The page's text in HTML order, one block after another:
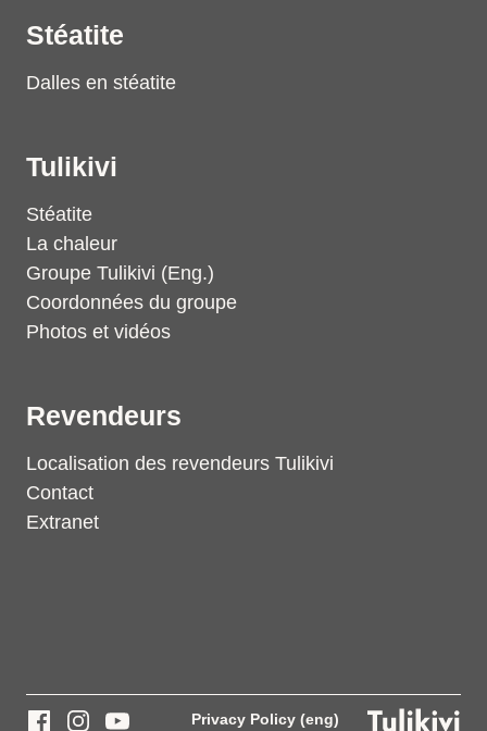
Stéatite
Dalles en stéatite
Tulikivi
Stéatite
La chaleur
Groupe Tulikivi (Eng.)
Coordonnées du groupe
Photos et vidéos
Revendeurs
Localisation des revendeurs Tulikivi
Contact
Extranet
Privacy Policy (eng)